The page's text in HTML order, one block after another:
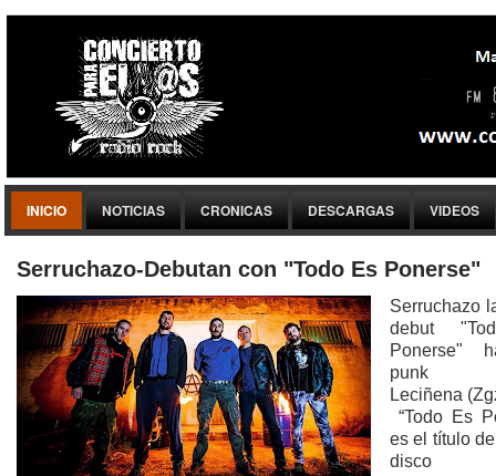
INICIO NOTICIAS CRONICAS DESCARGAS VIDEOS
Serruchazo-Debutan con "Todo Es Ponerse"
Serruchazo
debut
Ponerse"
punk
Leciñena
“Todo Es
es el título